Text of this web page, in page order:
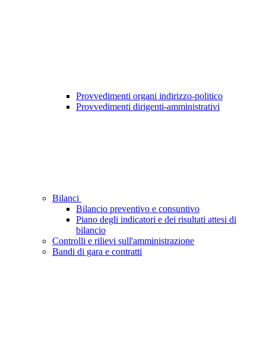
Provvedimenti organi indirizzo-politico
Provvedimenti dirigenti-amministrativi
Bilanci
Bilancio preventivo e consuntivo
Piano degli indicatori e dei risultati attesi di
bilancio
Controlli e rilievi sull'amministrazione
Bandi di gara e contratti